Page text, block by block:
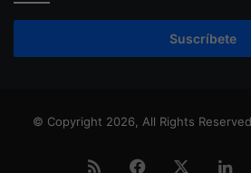
Suscríbete
© Copyright 2026, All Rights
RSS Facebook